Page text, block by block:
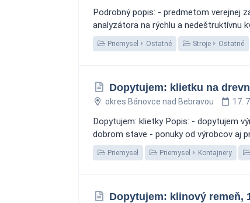
Podrobný popis: - predmetom verejnej
analyzátora na rýchlu a nedeštruktívnu
Priemysel Ostatné Stroje Ostatné
Dopytujem: klietku na
okres Bánovce nad Bebravou 17.
Dopytujem: klietky Popis: - dopytujem
dobrom stave - ponuky od výrobcov aj
Priemysel Priemysel Kontajnery
Dopytujem: klinový remeň,